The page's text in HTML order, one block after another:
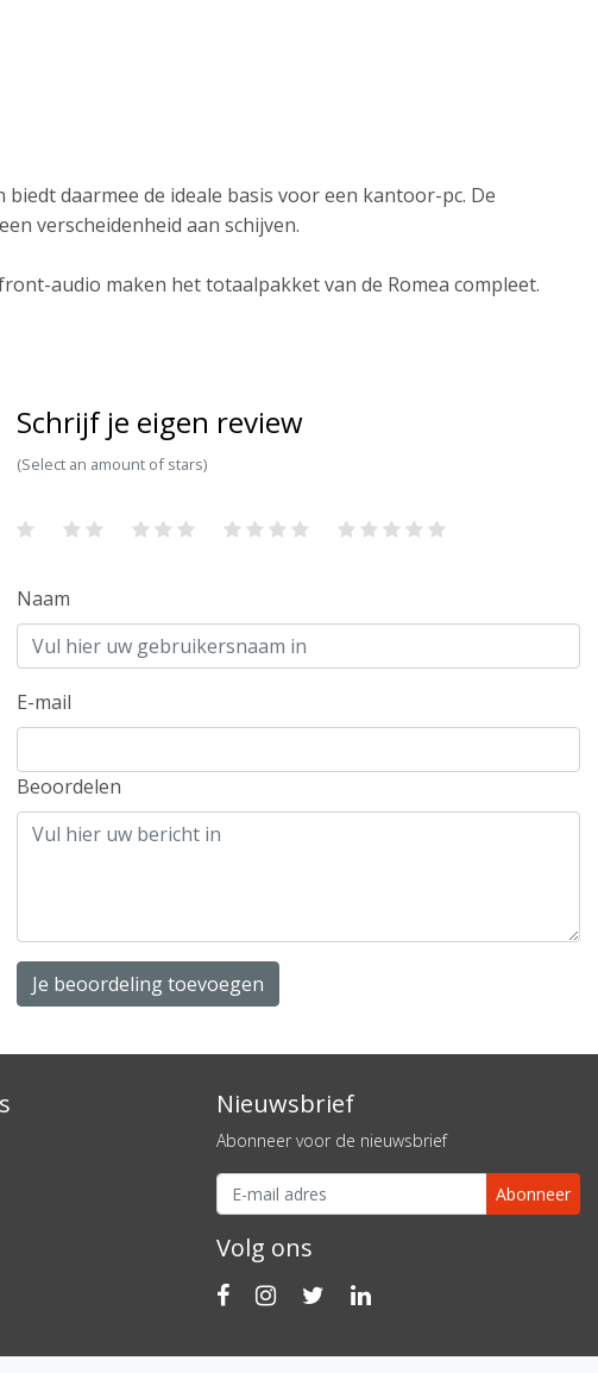
daarmee de ideale basis voor een kantoor-pc. De
verscheidenheid aan schijven.
audio maken het totaalpakket van de Romea compleet.
Schrijf je eigen review
(Select an amount of stars)
Naam
E-mail
Beoordelen
Je beoordeling toevoegen
Nieuwsbrief
Abonneer voor de nieuwsbrief
Abonneer
Volg ons